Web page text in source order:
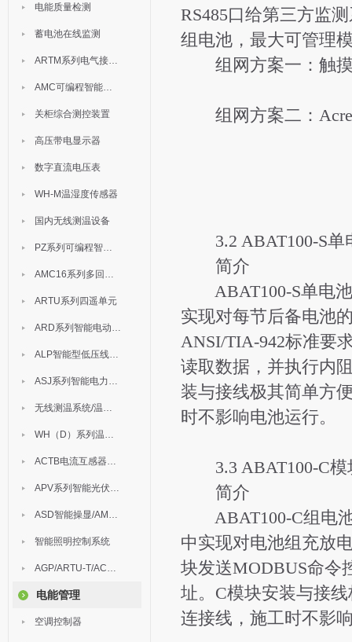
电能质量检测
蓄电池在线监测
ARTM系列电气接点测温装置
AMC可编程智能电测表
关柜综合测控装置
高压带电显示器
数字直流电压表
WH-M温湿度传感器
国内无线测温设备
PZ系列可编程智能表
AMC16系列多回路监控装置
ARTU系列四遥单元
ARD系列智能电动机保护器
ALP智能型低压线路保护装置
ASJ系列智能电力继电器
无线测温系统/温度巡检
WH（D）系列温湿度控制器
ACTB电流互感器过电压保护器
APV系列智能光伏汇流箱
ASD智能操显/AM中压保护
智能照明控制系统
AGP/ARTU-T/ACM/ADDC
电能管理
空调控制器
RS485口给第三方监
组电池，最大可管理
组网方案一：触摸
组网方案二：
3.2 ABAT100-S单
简介
ABAT100-S单电池
实现对每节后备电池
ANSI/TIA-942标准要
读取数据，并执行内
装与接线极其简单方
时不影响电池运行。
3.3 ABAT100-C模
简介
ABAT100-C组电池
中实现对电池组充放
块发送MODBUS命令
址。C模块安装与接
连接线，施工时不影